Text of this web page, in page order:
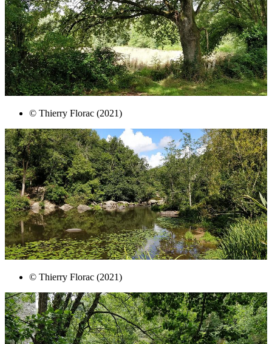
© Thierry Florac (2021)
© Thierry Florac (2021)